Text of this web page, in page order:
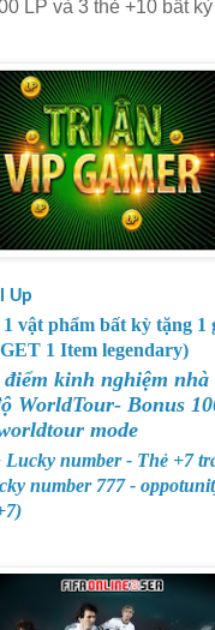
LP và 3 thẻ +10 bất kỳ
Up
vật phẩm bất kỳ tặng 1
1 Item legendary)
điểm kinh nghiệm
WorldTour- Bonus
mode
Lucky number - Thẻ +7
number 777 -